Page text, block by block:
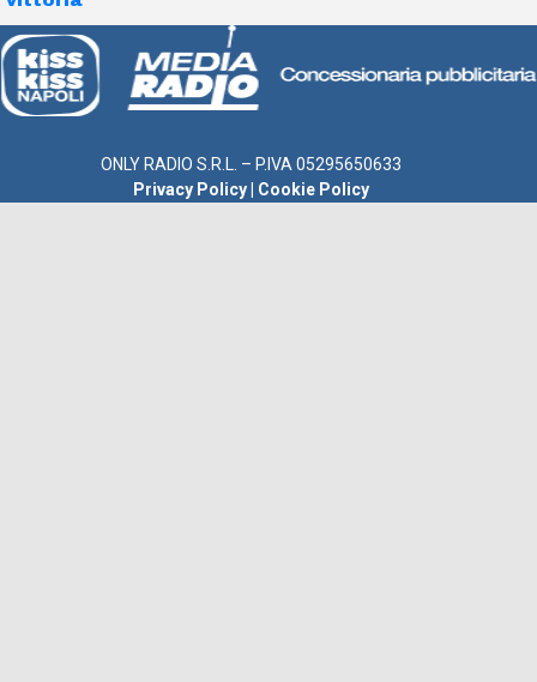
ONLY RADIO S.R.L. – P.IVA 05295650633
Privacy Policy
Cookie Policy